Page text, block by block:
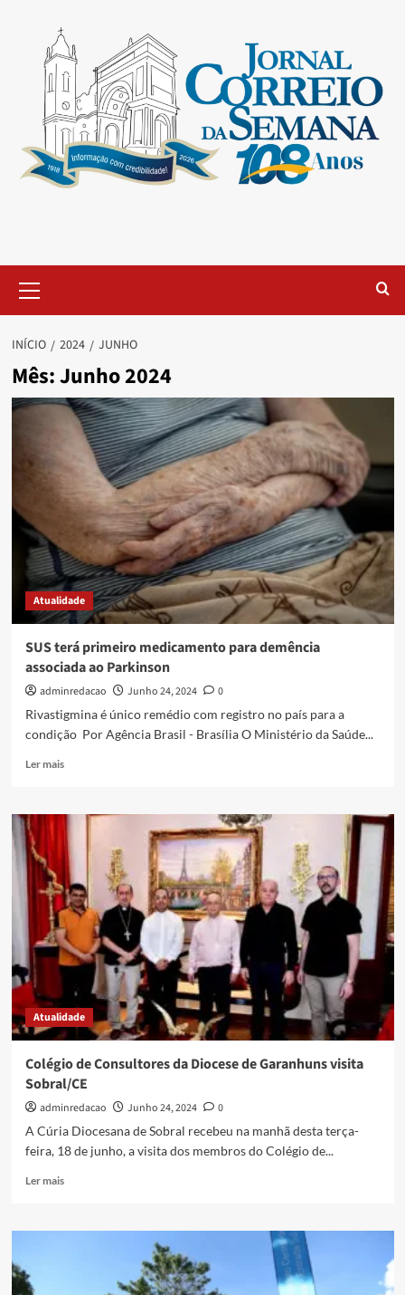
INÍCIO 2024 JUNHO
Mês:Junho 2024
Atualidade
SUS terá primeiro medicamento para demência
associada ao Parkinson
adminredacao Junho 24, 2024
0
Rivastigmina é único remédio com registro no país para a
condição Por Agência Brasil - Brasília O Ministério da Saúde...
Ler mais
Atualidade
Colégio de Consultores da Diocese de Garanhuns visita
Sobral/CE
adminredacao Junho 24, 2024
0
A Cúria Diocesana de Sobral recebeu na manhã desta terça-
feira, 18 de junho, a visita dos membros do Colégio de...
Ler mais